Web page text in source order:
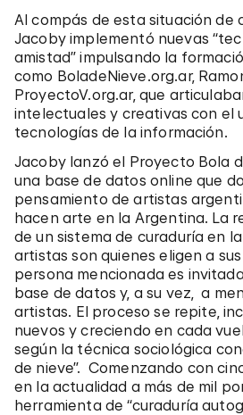
Al compás de esta situación de
Jacoby implementó nuevas
amistad” impulsando la
como BoladeNieve.org.ar,
ProyectoV.org.ar, que
intelectuales y creativas con el
tecnologías de la información.
Jacoby lanzó el Proyecto Bola
una base de datos online que
pensamiento de artistas
hacen arte en la Argentina. La
de un sistema de curaduría en
artistas son quienes eligen a
persona mencionada es
base de datos y, a su vez, a
artistas. El proceso se repite,
nuevos y creciendo en cada
según la técnica sociológica
de nieve”. Comenzando con
en la actualidad a más de mil
herramienta de “curaduría